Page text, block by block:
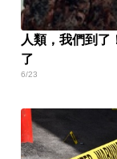
人類，我們到了
了
6/23